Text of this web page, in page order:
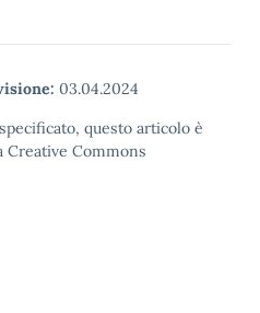
03.04.2024
questo articolo è
Creative Commons